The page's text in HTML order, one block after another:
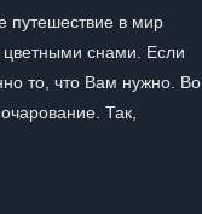
путешествие в мир
цветными снами. Если
то, что Вам нужно. Во
Так,